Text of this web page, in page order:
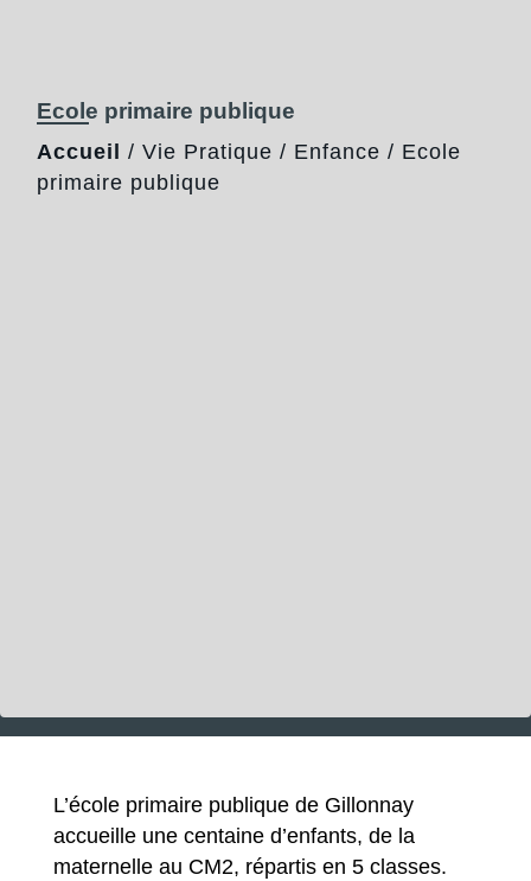
Ecole primaire publique
Accueil / Vie Pratique / Enfance / Ecole
primaire publique
L’école primaire publique de Gillonnay
accueille une centaine d’enfants, de la
maternelle au CM2, répartis en 5 classes.